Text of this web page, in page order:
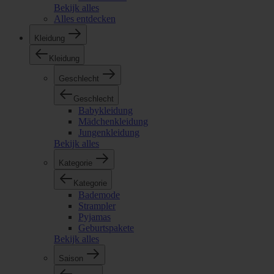
Bekijk alles
Alles entdecken
Kleidung
Kleidung
Geschlecht
Geschlecht
Babykleidung
Mädchenkleidung
Jungenkleidung
Bekijk alles
Kategorie
Kategorie
Bademode
Strampler
Pyjamas
Geburtspakete
Bekijk alles
Saison